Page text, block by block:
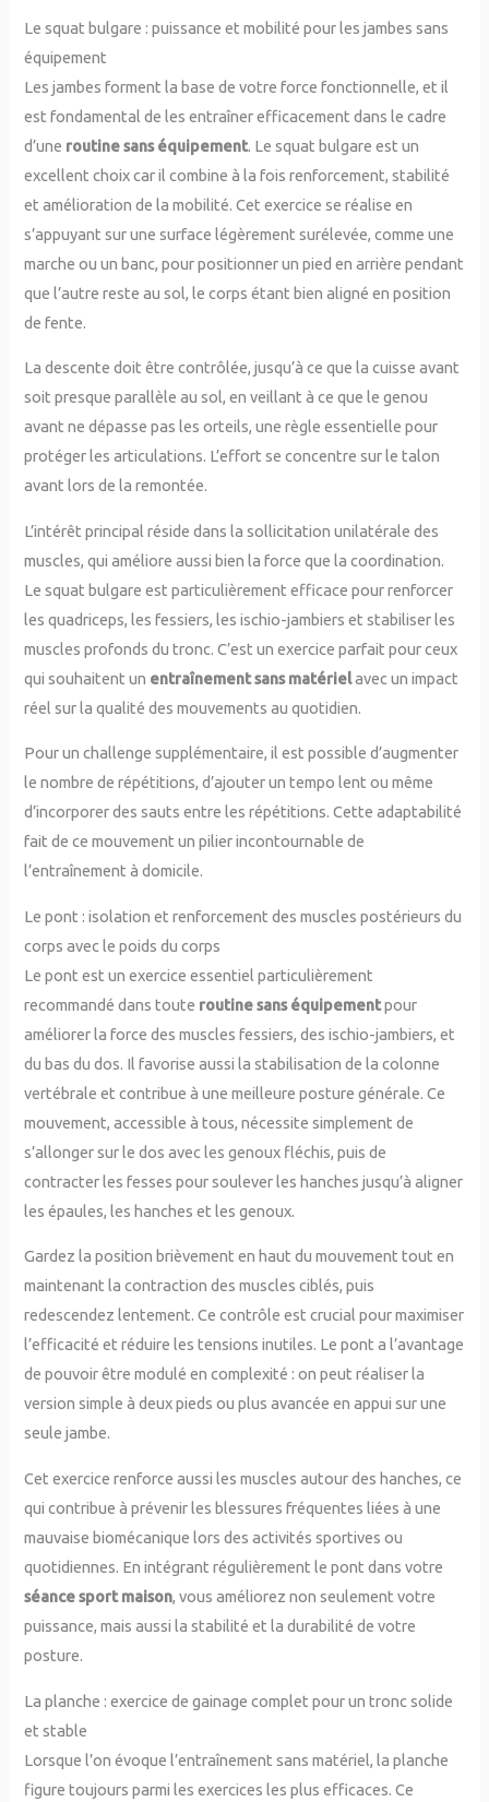
Le squat bulgare : puissance et mobilité pour les jambes sans
équipement
Les jambes forment la base de votre force fonctionnelle, et il
est fondamental de les entraîner efficacement dans le cadre
d’une routine sans équipement. Le squat bulgare est un
excellent choix car il combine à la fois renforcement, stabilité
et amélioration de la mobilité. Cet exercice se réalise en
s’appuyant sur une surface légèrement surélevée, comme une
marche ou un banc, pour positionner un pied en arrière pendant
que l’autre reste au sol, le corps étant bien aligné en position
de fente.
La descente doit être contrôlée, jusqu’à ce que la cuisse avant
soit presque parallèle au sol, en veillant à ce que le genou
avant ne dépasse pas les orteils, une règle essentielle pour
protéger les articulations. L’effort se concentre sur le talon
avant lors de la remontée.
L’intérêt principal réside dans la sollicitation unilatérale des
muscles, qui améliore aussi bien la force que la coordination.
Le squat bulgare est particulièrement efficace pour renforcer
les quadriceps, les fessiers, les ischio-jambiers et stabiliser les
muscles profonds du tronc. C’est un exercice parfait pour ceux
qui souhaitent un entraînement sans matérielavec un impact
réel sur la qualité des mouvements au quotidien.
Pour un challenge supplémentaire, il est possible d’augmenter
le nombre de répétitions, d’ajouter un tempo lent ou même
d’incorporer des sauts entre les répétitions. Cette adaptabilité
fait de ce mouvement un pilier incontournable de
l’entraînement à domicile.
Le pont : isolation et renforcement des muscles postérieurs du
corps avec le poids du corps
Le pont est un exercice essentiel particulièrement
recommandé dans toute routine sans équipementpour
améliorer la force des muscles fessiers, des ischio-jambiers, et
du bas du dos. Il favorise aussi la stabilisation de la colonne
vertébrale et contribue à une meilleure posture générale. Ce
mouvement, accessible à tous, nécessite simplement de
s’allonger sur le dos avec les genoux fléchis, puis de
contracter les fesses pour soulever les hanches jusqu’à aligner
les épaules, les hanches et les genoux.
Gardez la position brièvement en haut du mouvement tout en
maintenant la contraction des muscles ciblés, puis
redescendez lentement. Ce contrôle est crucial pour maximiser
l’efficacité et réduire les tensions inutiles. Le pont a l’avantage
de pouvoir être modulé en complexité : on peut réaliser la
version simple à deux pieds ou plus avancée en appui sur une
seule jambe.
Cet exercice renforce aussi les muscles autour des hanches, ce
qui contribue à prévenir les blessures fréquentes liées à une
mauvaise biomécanique lors des activités sportives ou
quotidiennes. En intégrant régulièrement le pont dans votre
séance sport maison, vous améliorez non seulement votre
puissance, mais aussi la stabilité et la durabilité de votre
posture.
La planche : exercice de gainage complet pour un tronc solide
et stable
Lorsque l’on évoque l’entraînement sans matériel, la planche
figure toujours parmi les exercices les plus efficaces. Ce